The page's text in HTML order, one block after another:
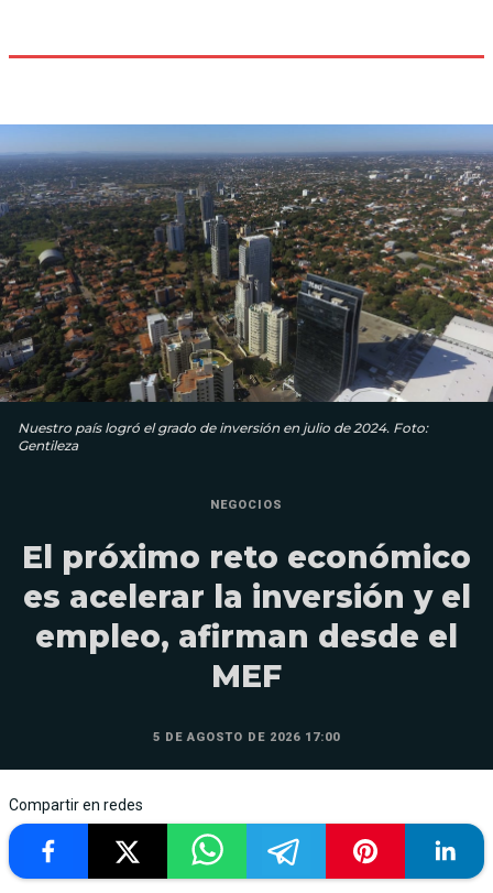
Nuestro país logró el grado de inversión en julio de 2024. Foto:
Gentileza
NEGOCIOS
El próximo reto económico
es acelerar la inversión y el
empleo, afirman desde el
MEF
5 DE AGOSTO DE 2026 17:00
Compartir en redes